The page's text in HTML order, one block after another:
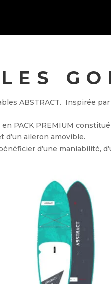
ABSTRACT. Inspirée
PACK PREMIUM
d’un aileron amovible.
d’une maniabilité,